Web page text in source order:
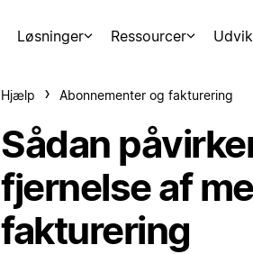
Løsninger Ressourcer
Hjælp Abonnementer og fakturering
Sådan
fjernelse af
fakturering